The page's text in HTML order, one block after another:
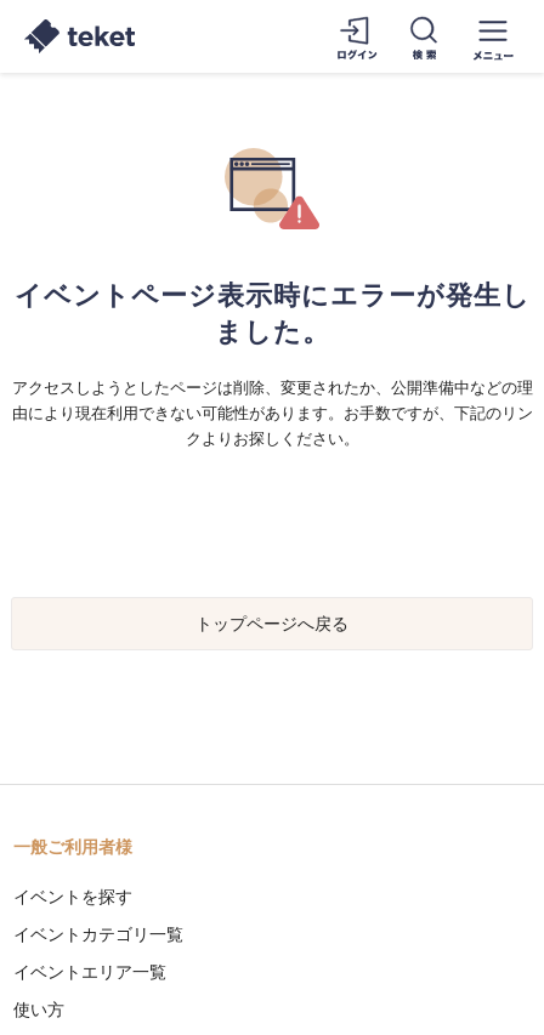
イベントページ表示時にエラーが発生し
ました。
アクセスしようとしたページは削除、変更されたか、公開準備中などの理
由により現在利用できない可能性があります。お手数ですが、下記のリン
クよりお探しください。
トップページへ戻る
一般ご利用者様
イベントを探す
イベントカテゴリ一覧
イベントエリア一覧
使い方